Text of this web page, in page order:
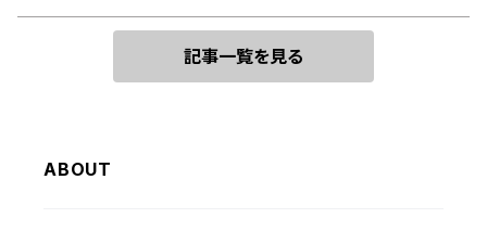
記事一覧を見る
ABOUT